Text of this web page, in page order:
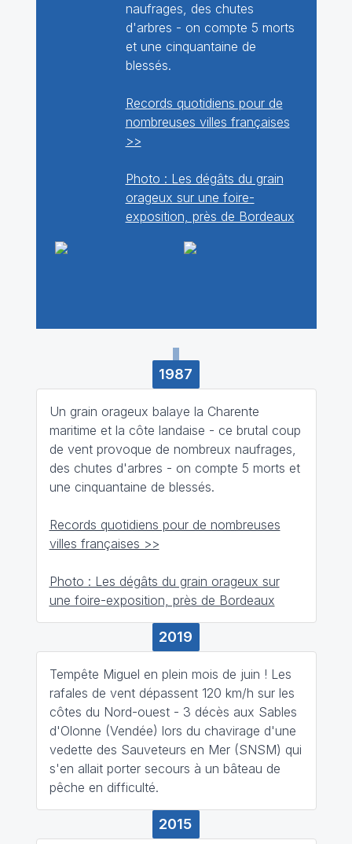
naufrages, des chutes
d'arbres - on compte 5 morts
et une cinquantaine de
blessés.
Records quotidiens pour de
nombreuses villes françaises
>>
Photo : Les dégâts du grain
orageux sur une foire-
exposition, près de Bordeaux
1987
Un grain orageux balaye la Charente
maritime et la côte landaise - ce brutal coup
de vent provoque de nombreux naufrages,
des chutes d'arbres - on compte 5 morts et
une cinquantaine de blessés.
Records quotidiens pour de nombreuses
villes françaises >>
Photo : Les dégâts du grain orageux sur
une foire-exposition, près de Bordeaux
2019
Tempête Miguel en plein mois de juin ! Les
rafales de vent dépassent 120 km/h sur les
côtes du Nord-ouest - 3 décès aux Sables
d'Olonne (Vendée) lors du chavirage d'une
vedette des Sauveteurs en Mer (SNSM) qui
s'en allait porter secours à un bâteau de
pêche en difficulté.
2015